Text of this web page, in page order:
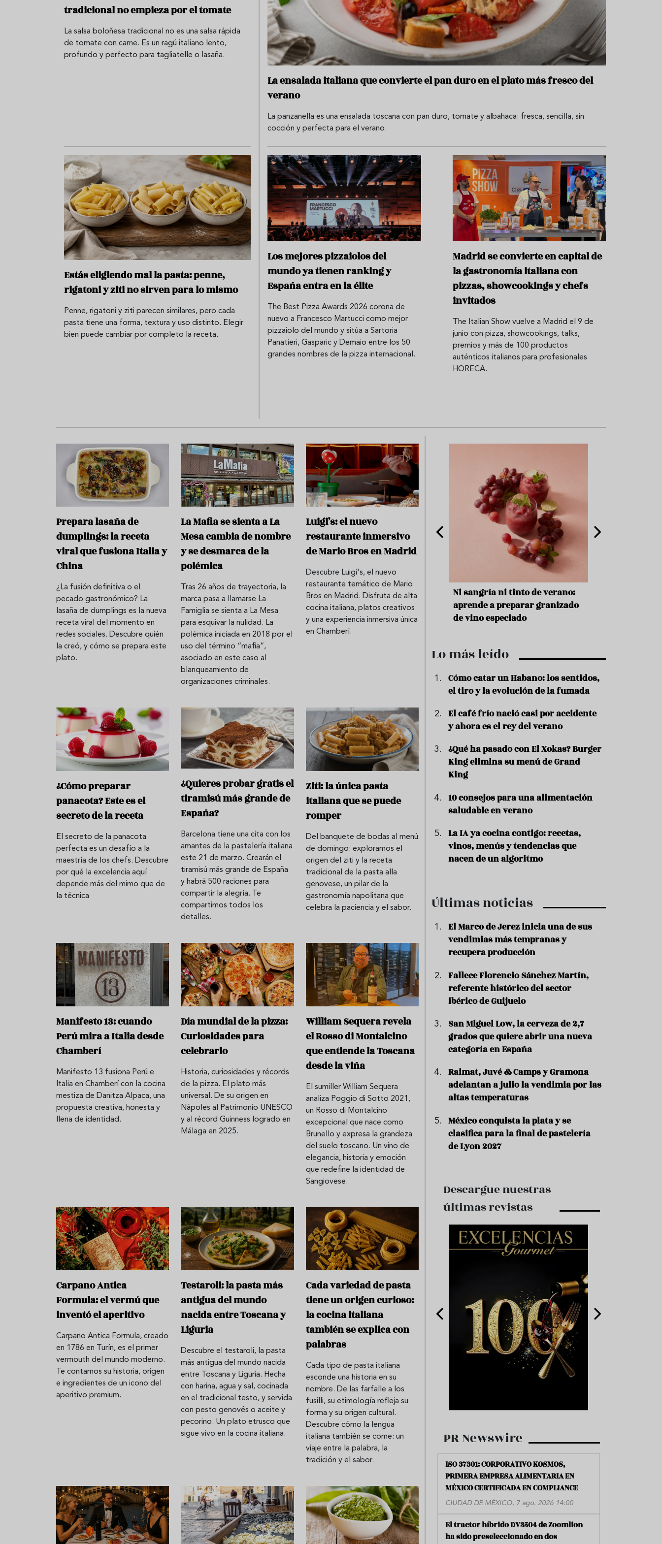
u
r
i
s
m
o
e
s
S
a
l
u
d
P
o
c
t
T
a
i
e
m
c
i
o
t
e
l
r
La ensalada italiana que convierte el pan duro en el plato más fresco del
verano
La panzanella es una ensalada toscana con pan duro, tomate y albahaca: fresca, sencilla, sin
cocción y perfecta para el verano.
tradicional no empieza por el tomate
La salsa boloñesa tradicional no es una salsa rápida
de tomate con carne. Es un ragú italiano lento,
profundo y perfecto para tagliatelle o lasaña.
Estás eligiendo mal la pasta: penne,
rigatoni y ziti no sirven para lo mismo
Penne, rigatoni y ziti parecen similares, pero cada
pasta tiene una forma, textura y uso distinto. Elegir
bien puede cambiar por completo la receta.
Los mejores pizzaiolos del
mundo ya tienen ranking y
España entra en la élite
The Best Pizza Awards 2026 corona de
nuevo a Francesco Martucci como mejor
pizzaiolo del mundo y sitúa a Sartoria
Panatieri, Gasparic y Demaio entre los 50
grandes nombres de la pizza internacional.
Madrid se convierte en capital de
la gastronomía italiana con
pizzas, showcookings y chefs
invitados
The Italian Show vuelve a Madrid el 9 de
junio con pizza, showcookings, talks,
premios y más de 100 productos
auténticos italianos para profesionales
HORECA.
Prepara lasaña de
dumplings: la receta
viral que fusiona Italia y
China
¿La fusión definitiva o el
pecado gastronómico? La
lasaña de dumplings es la nueva
receta viral del momento en
redes sociales. Descubre quién
la creó, y cómo se prepara este
plato.
La Mafia se sienta a La
Mesa cambia de nombre
y se desmarca de la
polémica
Tras 26 años de trayectoria, la
marca pasa a llamarse La
Famiglia se sienta a La Mesa
para esquivar la nulidad. La
polémica iniciada en 2018 por el
uso del término “mafia”,
asociado en este caso al
blanqueamiento de
organizaciones criminales.
Luigi’s: el nuevo
restaurante inmersivo
de Mario Bros en Madrid
Descubre Luigi's, el nuevo
restaurante temático de Mario
Bros en Madrid. Disfruta de alta
cocina italiana, platos creativos
y una experiencia inmersiva única
en Chamberí.
¿Cómo preparar
panacota? Este es el
secreto de la receta
El secreto de la panacota
perfecta es un desafío a la
maestría de los chefs. Descubre
por qué la excelencia aquí
depende más del mimo que de
la técnica
¿Quieres probar gratis el
tiramisú más grande de
España?
Barcelona tiene una cita con los
amantes de la pastelería italiana
este 21 de marzo. Crearán el
tiramisú más grande de España
y habrá 500 raciones para
compartir la alegría. Te
compartimos todos los
detalles.
Ziti: la única pasta
italiana que se puede
romper
Del banquete de bodas al menú
de domingo: exploramos el
origen del ziti y la receta
tradicional de la pasta alla
genovese, un pilar de la
gastronomía napolitana que
celebra la paciencia y el sabor.
Manifesto 13: cuando
Perú mira a Italia desde
Chamberí
Manifesto 13 fusiona Perú e
Italia en Chamberí con la cocina
mestiza de Danitza Alpaca, una
propuesta creativa, honesta y
llena de identidad.
Día mundial de la pizza:
Curiosidades para
celebrarlo
Historia, curiosidades y récords
de la pizza. El plato más
universal. De su origen en
Nápoles al Patrimonio UNESCO
y al récord Guinness logrado en
Málaga en 2025.
William Sequera revela
el Rosso di Montalcino
que entiende la Toscana
desde la viña
El sumiller William Sequera
analiza Poggio di Sotto 2021,
un Rosso di Montalcino
excepcional que nace como
Brunello y expresa la grandeza
del suelo toscano. Un vino de
elegancia, historia y emoción
que redefine la identidad de
Sangiovese.
Carpano Antica
Formula: el vermú que
inventó el aperitivo
Carpano Antica Formula, creado
en 1786 en Turín, es el primer
vermouth del mundo moderno.
Te contamos su historia, origen
e ingredientes de un icono del
aperitivo premium.
Testaroli: la pasta más
antigua del mundo
nacida entre Toscana y
Liguria
Descubre el testaroli, la pasta
más antigua del mundo nacida
entre Toscana y Liguria. Hecha
con harina, agua y sal, cocinada
en el tradicional testo, y servida
con pesto genovés o aceite y
pecorino. Un plato etrusco que
sigue vivo en la cocina italiana.
Cada variedad de pasta
tiene un origen curioso:
la cocina italiana
también se explica con
palabras
Cada tipo de pasta italiana
esconde una historia en su
nombre. De las farfalle a los
fusilli, su etimología refleja su
forma y su origen cultural.
Descubre cómo la lengua
italiana también se come: un
viaje entre la palabra, la
tradición y el sabor.
Aceitunas: el aperitivo estrella
del verano
Sopa fría de sandía: el plato
que querrás repetir todo el
verano
Cinco cremas frías de verduras
que querrás repetir todo agosto
Ni sangría ni tinto de verano:
aprende a preparar granizado
de vino especiado
Lo más leído
Cómo catar un Habano: los sentidos,
el tiro y la evolución de la fumada
El café frío nació casi por accidente
y ahora es el rey del verano
¿Qué ha pasado con El Xokas? Burger
King elimina su menú de Grand
King
10 consejos para una alimentación
saludable en verano
La IA ya cocina contigo: recetas,
vinos, menús y tendencias que
nacen de un algoritmo
Últimas noticias
El Marco de Jerez inicia una de sus
vendimias más tempranas y
recupera producción
Fallece Florencio Sánchez Martín,
referente histórico del sector
ibérico de Guijuelo
San Miguel Low, la cerveza de 2,7
grados que quiere abrir una nueva
categoría en España
Raimat, Juvé & Camps y Gramona
adelantan a julio la vendimia por las
altas temperaturas
México conquista la plata y se
clasifica para la final de pastelería
de Lyon 2027
Descargue nuestras
últimas revistas
PR Newswire
ISO 37301: CORPORATIVO KOSMOS,
PRIMERA EMPRESA ALIMENTARIA EN
MÉXICO CERTIFICADA EN COMPLIANCE
CIUDAD DE MÉXICO, 7 ago. 2026 14:00
El tractor híbrido DV3504 de Zoomlion
ha sido preseleccionado en dos